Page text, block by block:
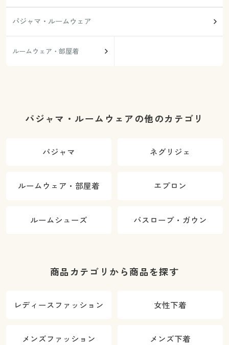
パジャマ・ルームウェア
ルームウェア・部屋着
パジャマ・ルームウェアの他のカテゴリ
パジャマ ネグリジェ
ルームウェア・部屋着 エプロン
ルームシューズ バスローブ・ガウン
商品カテゴリから商品を探す
レディースファッション 女性下着
メンズファッション メンズ下着